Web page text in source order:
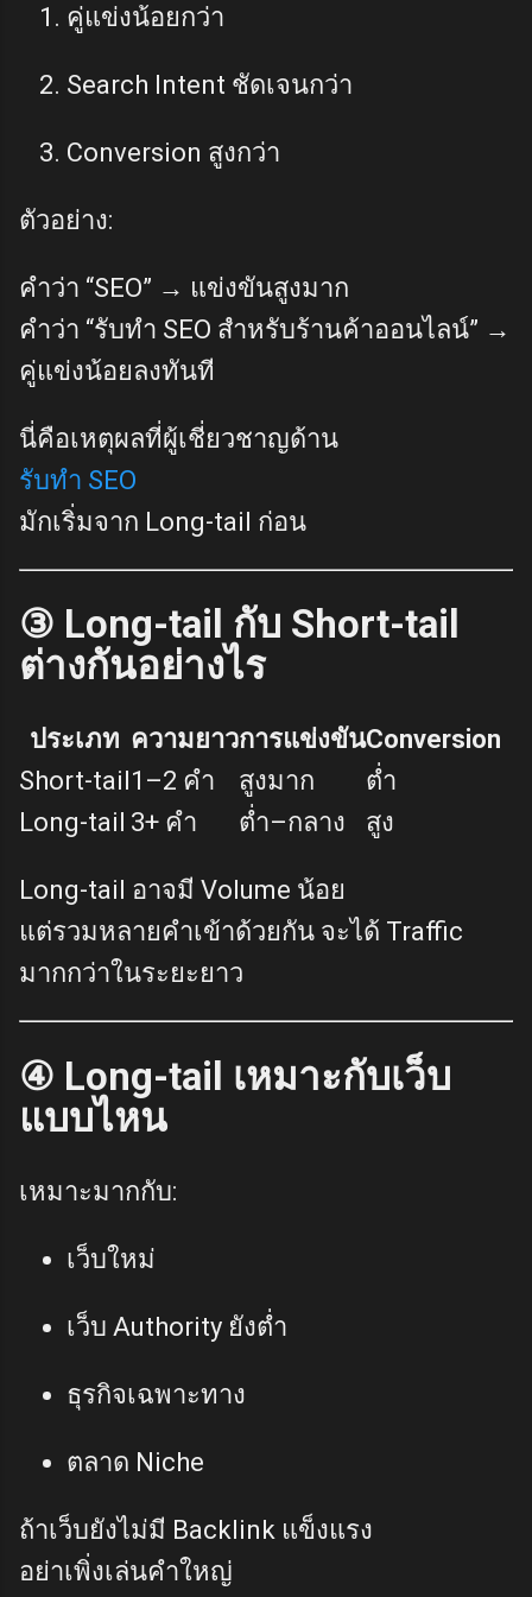
คู่แข่งน้อยกว่า
Search Intent ชัดเจนกว่า
Conversion สูงกว่า
ตัวอย่าง:
คำว่า “SEO” → แข่งขันสูงมาก
คำว่า “รับทำ SEO สำหรับร้านค้าออนไลน์” →
คู่แข่งน้อยลงทันที
นี่คือเหตุผลที่ผู้เชี่ยวชาญด้าน
รับทำ SEO
มักเริ่มจาก Long-tail ก่อน
③ Long-tail กับ Short-tail
ต่างกันอย่างไร
ประเภท ความยาวการแข่งขันConversion
Short-tail 1–2 คำ สูงมาก
ต่ำ
Long-tail 3+ คำ ต่ำ–กลาง สูง
Long-tail อาจมี Volume น้อย
แต่รวมหลายคำเข้าด้วยกัน จะได้ Traffic
มากกว่าในระยะยาว
④ Long-tail เหมาะกับเว็บ
แบบไหน
เหมาะมากกับ:
เว็บใหม่
เว็บ Authority ยังต่ำ
ธุรกิจเฉพาะทาง
ตลาด Niche
ถ้าเว็บยังไม่มี Backlink แข็งแรง
อย่าเพิ่งเล่นคำใหญ่